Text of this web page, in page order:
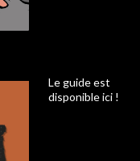
Le guide est
disponible ici !